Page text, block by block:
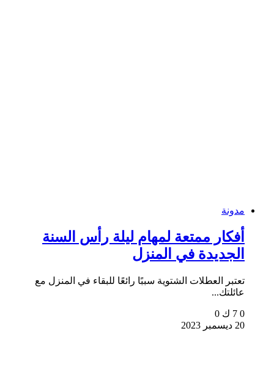
مدونة
أفكار ممتعة لمهام ليلة رأس السنة
الجديدة في المنزل
تعتبر العطلات الشتوية سببًا رائعًا للبقاء في المنزل مع
عائلتك...
0 7 ك
0
20 ديسمبر 2023